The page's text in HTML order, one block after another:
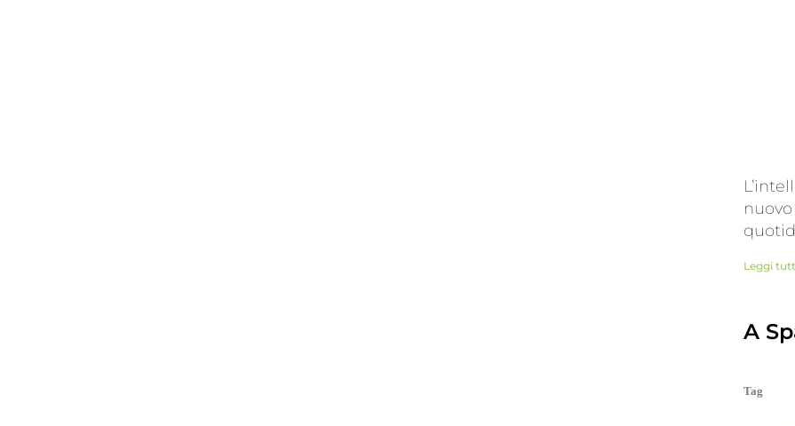
Leggi
A
Tag